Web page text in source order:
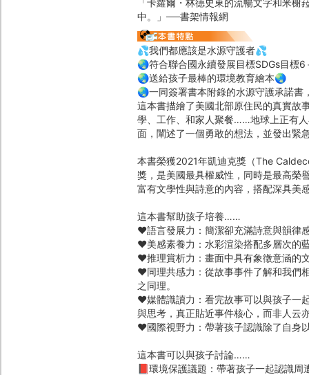
「卡蘿爾・林德史東的流暢文字和米
中。」──書架情報網
💦我們都應該是水源守護者💦
🌏符合聯合國永續發展目標SDGs目標
🌏送給孩子最棒的環境教育繪本🌏
🌏一同簽署書本附錄的水源守護承諾書
這本書描繪了美國北部原住民的真實故
學、工作、和家人聚餐……地球上正有
面，闡述了一個勇敢的想法，並發出緊
本書榮獲2021年凱迪克獎（The
獎，是美國最具權威性，同時是最高榮
富有文學性與詩意的內容，搭配深具美
這本書幫助孩子培養……
♥語言發展力：簡潔卻充滿詩意與韻律
♥美感素養力：水彩渲染搭配多層次的
♥推理賞析力：畫面中具有象徵意涵的
♥同理共感力：從故事事件了解和我們
之同理。
♥媒體識讀力：看完故事可以與孩子一
與思考，真正貼近事件核心，而非人云
♥國際視野力：帶著孩子認識除了自身
這本書可以與孩子討論……
📕環境保護議題：帶著孩子一起認識